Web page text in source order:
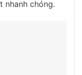
nhanh chóng.